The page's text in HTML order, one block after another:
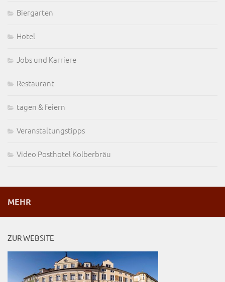
Biergarten
Hotel
Jobs und Karriere
Restaurant
tagen & feiern
Veranstaltungstipps
Video Posthotel Kolberbräu
MEHR
ZUR WEBSITE